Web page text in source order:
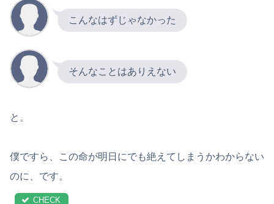
こんなはずじゃなかった
そんなことはありえない
と。
僕ですら、この命が明日にでも絶えてしまうかわからない
のに、です。